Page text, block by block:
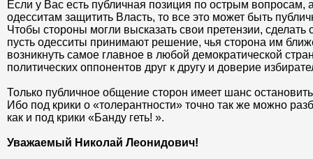
Если у Вас есть публичная позиция по острым вопросам,
одесситам защитить Власть, то все это может быть
Чтобы стороны могли высказать свои претензии,
пусть одесситы принимают решение, чья сторона им
возникнуть самое главное в любой демократической
политических оппонентов друг к другу и доверие
Только публичное общение сторон имеет шанс
Ибо под крики о «толерантности» точно так же можно
как и под крики «Банду геть! ».
Уважаемый Николай Леонидович!